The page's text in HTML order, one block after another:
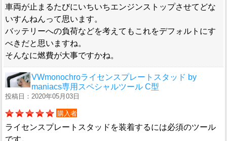
車両が止まるたびにいちいちエンジンストップさせてどな
いすんねんって思います。
バッテリーへの負荷などを考えてもこれをデフォルトにす
べきだと思いますね。
そんなに燃費が大事ですかね。
VWmonochroライセンスプレートスタッド by
maniacs専用スペシャルツール C型
投稿日：2020年05月03日
購入者
ライセンスプレートスタッドを装着するには必須のツール